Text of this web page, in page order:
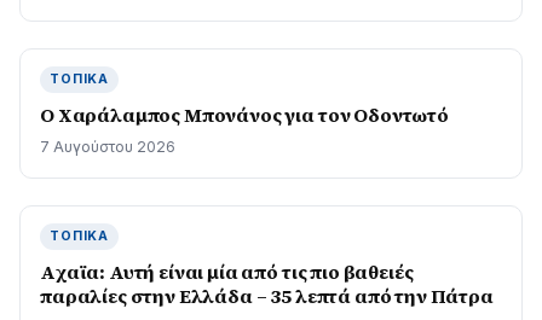
ΤΟΠΙΚΆ
Ο Χαράλαμπος Μπονάνος για τον Οδοντωτό
7 Αυγούστου 2026
ΤΟΠΙΚΆ
Aχαϊα: Αυτή είναι μία από τις πιο βαθειές
παραλίες στην Ελλάδα – 35 λεπτά από την Πάτρα